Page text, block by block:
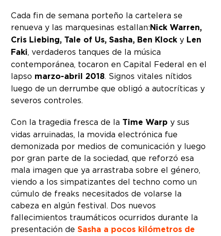
Cada fin de semana porteño la cartelera se
renueva y las marquesinas estallan:Nick Warren,
Cris Liebing, Tale of Us, Sasha, Ben Klock y Len
Faki, verdaderos tanques de la música
contemporánea, tocaron en Capital Federal en el
lapso marzo-abril 2018. Signos vitales nítidos
luego de un derrumbe que obligó a autocríticas y
severos controles.
Con la tragedia fresca de la Time Warp y sus
vidas arruinadas, la movida electrónica fue
demonizada por medios de comunicación y luego
por gran parte de la sociedad, que reforzó esa
mala imagen que ya arrastraba sobre el género,
viendo a los simpatizantes del techno como un
cúmulo de freaks necesitados de volarse la
cabeza en algún festival. Dos nuevos
fallecimientos traumáticos ocurridos durante la
presentación deSasha a pocos kilómetros de